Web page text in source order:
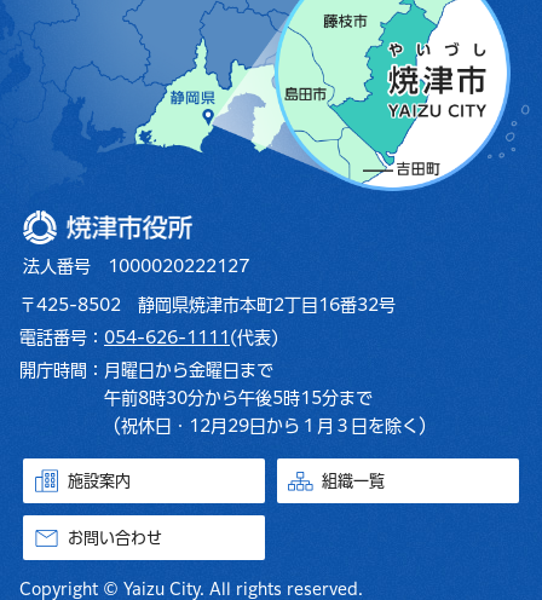
焼津市役所
法人番号 1000020222127
〒425-8502 静岡県焼津市本町2丁目16番32号
電話番号： 054-626-1111 (代表)
開庁時間： 月曜日から金曜日まで
午前8時30分から午後5時15分まで
（祝休日・12月29日から１月３日を除く）
施設案内 組織一覧
お問い合わせ
Copyright © Yaizu City. All rights reserved.